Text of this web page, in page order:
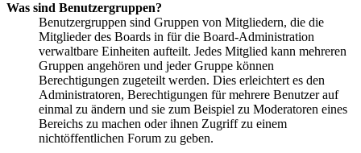
Was sind Benutzergruppen?
Benutzergruppen sind Gruppen von Mitgliedern, die die
Mitglieder des Boards in für die Board-Administration
verwaltbare Einheiten aufteilt. Jedes Mitglied kann mehreren
Gruppen angehören und jeder Gruppe können
Berechtigungen zugeteilt werden. Dies erleichtert es den
Administratoren, Berechtigungen für mehrere Benutzer auf
einmal zu ändern und sie zum Beispiel zu Moderatoren eines
Bereichs zu machen oder ihnen Zugriff zu einem
nichtöffentlichen Forum zu geben.